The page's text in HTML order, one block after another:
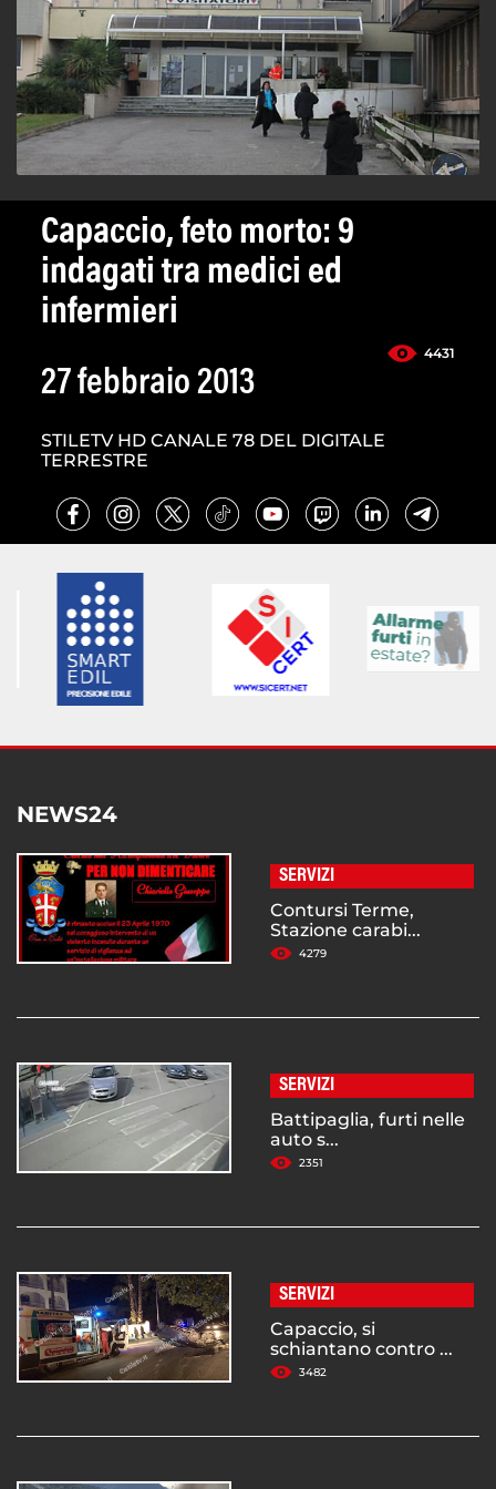
Capaccio, feto morto: 9
indagati tra medici ed
infermieri
4431
27 febbraio 2013
STILETV HD CANALE 78 DEL DIGITALE
TERRESTRE
NEWS24
SERVIZI
Contursi Terme,
Stazione carabi...
4279
SERVIZI
Battipaglia, furti nelle
auto s...
2351
SERVIZI
Capaccio, si
schiantano contro ...
3482